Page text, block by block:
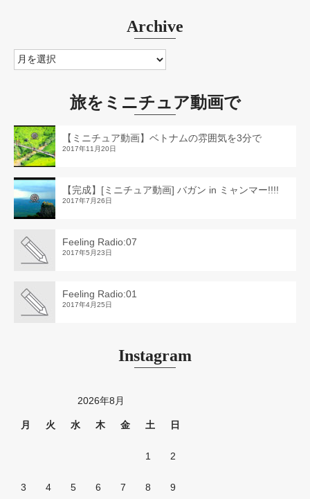
Archive
Archive
旅をミニチュア動画で
【ミニチュア動画】ベトナムの雰囲気を3分で
2017年11月20日
【完成】[ミニチュア動画] バガン in ミャンマー!!!!
2017年7月26日
Feeling Radio:07
2017年5月23日
Feeling Radio:01
2017年4月25日
Instagram
2026年8月
月 火 水 木 金 土 日
1 2
3 4 5 6 7 8 9